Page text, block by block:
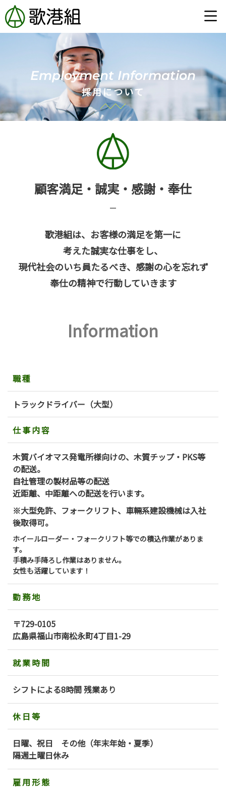
容
メ
ニ
ュ
Employment Information
採用について
顧客満足・誠実・感謝・奉仕
歌港組は、お客様の満足を第一に
考えた誠実な仕事をし、
現代社会のいち員たるべき、感謝の心を忘れず
奉仕の精神で行動していきます
Information
職種
トラックドライバー（大型）
仕事内容
木質バイオマス発電所様向けの、木質チップ・PKS等
の配送。
自社管理の製材品等の配送
近距離、中距離への配送を行います。
※大型免許、フォークリフト、車輛系建設機械は入社
後取得可。
ホイールローダー・フォークリフト等での積込作業がありま
す。
手積み手降ろし作業はありません。
女性も活躍しています！
勤務地
〒729-0105
広島県福山市南松永町4丁目1-29
就業時間
シフトによる8時間 残業あり
休日等
日曜、祝日 その他（年末年始・夏季）
隔週土曜日休み
雇用形態